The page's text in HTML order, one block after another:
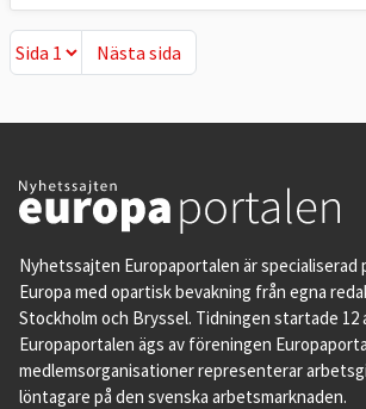
Nästa sida
Nästa sida
Nyhetssajten Europaportalen är specialiserad
Europa med opartisk bevakning från egna
Stockholm och Bryssel. Tidningen startade 12
Europaportalen ägs av föreningen
medlemsorganisationer representerar
löntagare på den svenska arbetsmarknaden.